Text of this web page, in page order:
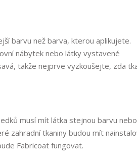
barvu než barva, kterou aplikujete.
nábytek nebo látky vystavené
takže nejprve vyzkoušejte, zda
musí mít látka stejnou barvu nebo
zahradní tkaniny budou mít
Fabricoat fungovat.